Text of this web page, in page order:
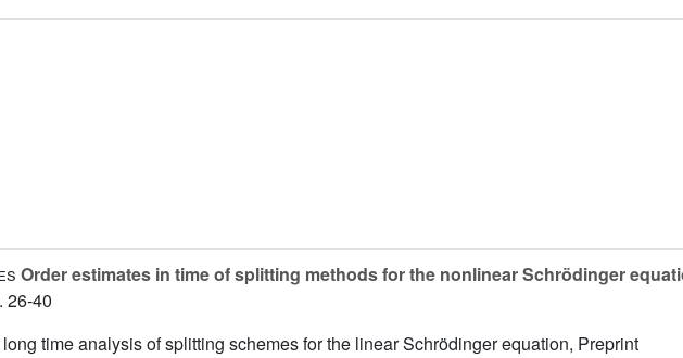
Order estimates in time of splitting methods for the nonlinear Schrödinger
26-40
time analysis of splitting schemes for the linear Schrödinger equation, Preprint